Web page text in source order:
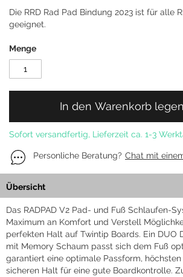
Die RRD Rad Pad Bindung 2023 ist für alle
geeignet.
Menge
In den Warenkorb legen
Sofort versandfertig, Lieferzeit ca. 1-3
Personliche Beratung? Chat mit
Übersicht
Das RADPAD V2 Pad- und Fuß Schlaufen-
Maximum an Komfort und Verstell
perfekten Halt auf Twintip Boards. Ein DUO
mit Memory Schaum passt sich dem Fuß
garantiert eine optimale Passform,
sicheren Halt für eine gute Boardkontrolle.